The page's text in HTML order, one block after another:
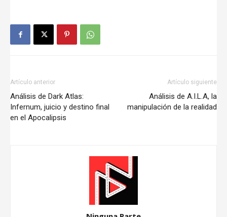
Artículo anterior
Análisis de Dark Atlas:
Infernum, juicio y destino final
en el Apocalipsis
Artículo siguiente
Análisis de A.I.L.A, la
manipulación de la realidad